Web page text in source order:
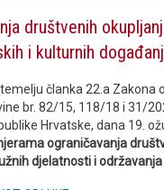
društvenih
i kulturnih
temelju članka 22.a Zakona
br. 82/15, 118/18 i 31/
Hrvatske, dana 19.
ograničavanja
djelatnosti i